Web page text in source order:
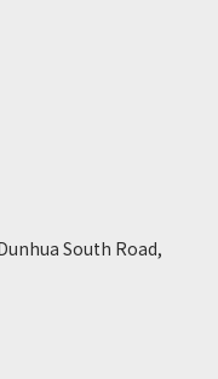
South Road,